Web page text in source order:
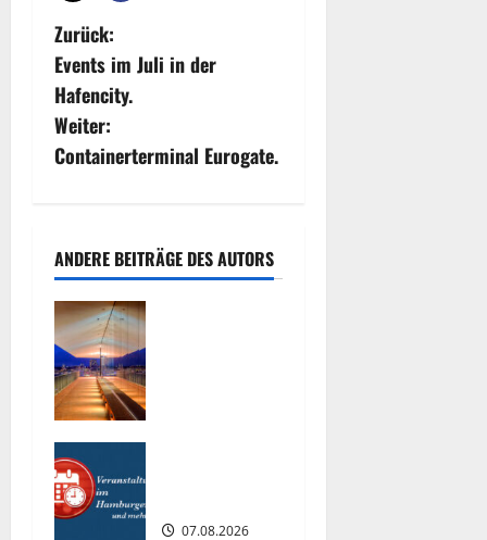
B
e
i
t
a
g
s
n
a
v
Zurück:
Events im Juli in der
Hafencity.
Weiter:
Containerterminal Eurogate.
ANDERE BEITRÄGE DES AUTORS
07.08.2026